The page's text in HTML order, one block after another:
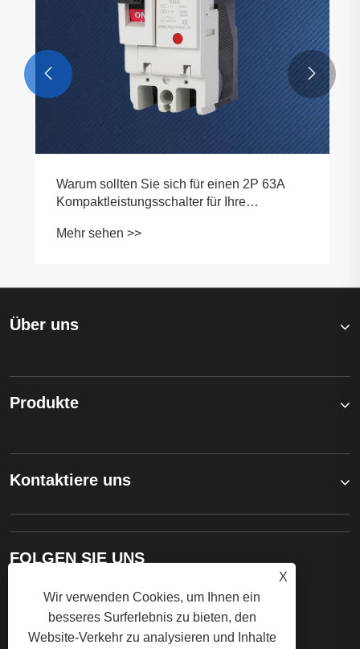
Warum sollten Sie sich für einen 2P 63A
Kompaktleistungsschalter für Ihre
Mehr sehen >>
 
Über uns
Produkte
Kontaktiere uns
FOLGEN SIE UNS
X
Wir verwenden Cookies, um Ihnen ein
besseres Surferlebnis zu bieten, den
Website-Verkehr zu analysieren und Inhalte